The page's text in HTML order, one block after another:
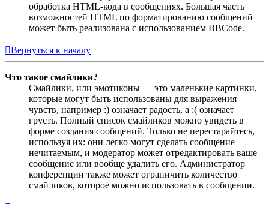
обработка HTML-кода в сообщениях. Большая часть
возможностей HTML по форматированию сообщений
может быть реализована с использованием BBCode.
Вернуться к началу
Что такое смайлики?
Смайлики, или эмотиконы — это маленькие картинки,
которые могут быть использованы для выражения
чувств, например :) означает радость, а :( означает
грусть. Полный список смайликов можно увидеть в
форме создания сообщений. Только не перестарайтесь,
используя их: они легко могут сделать сообщение
нечитаемым, и модератор может отредактировать ваше
сообщение или вообще удалить его. Администратор
конференции также может ограничить количество
смайликов, которое можно использовать в сообщении.